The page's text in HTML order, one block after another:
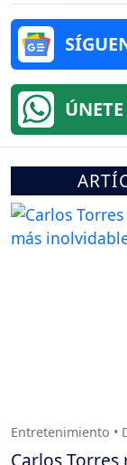
Entretenimiento •
Carlos